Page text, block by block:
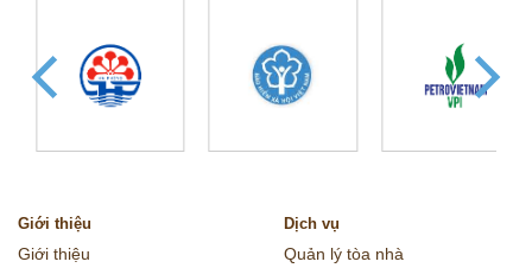
Giới thiệu
Giới thiệu
Dịch vụ
Quản lý tòa nhà